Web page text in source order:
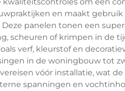
en maakt
panelen tonen een
scheuren of krimpen in
verf, kleurstof en
in de woningbouw tot
vóór installatie, wat
spanningen en